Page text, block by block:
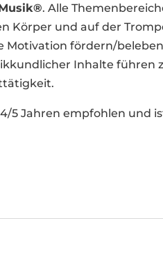
. Alle
Körper und auf der
Motivation fördern/
Inhalte führen
5 Jahren empfohlen und